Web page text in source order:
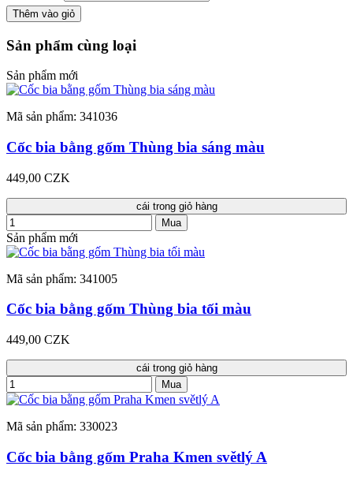
Thêm vào giỏ
Sản phẩm cùng loại
Sản phẩm mới
Mã sản phẩm: 341036
Cốc bia bằng gốm Thùng bia sáng màu
449,00 CZK
cái trong giỏ hàng
Mua
Sản phẩm mới
Mã sản phẩm: 341005
Cốc bia bằng gốm Thùng bia tối màu
449,00 CZK
cái trong giỏ hàng
Mua
Mã sản phẩm: 330023
Cốc bia bằng gốm Praha Kmen světlý A